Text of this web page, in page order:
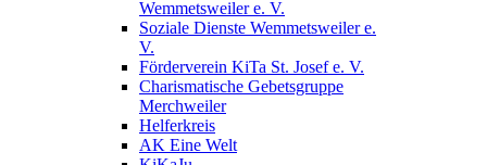
Wemmetsweiler e. V.
Soziale Dienste Wemmetsweiler e.
V.
Förderverein KiTa St. Josef e. V.
Charismatische Gebetsgruppe
Merchweiler
Helferkreis
AK Eine Welt